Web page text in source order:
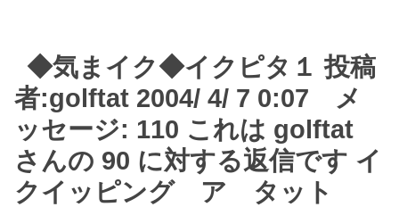
◆気まイク◆イクピタ１ 投稿
者:golftat 2004/ 4/ 7 0:07 メ
ッセージ: 110 これは golftat
さんの 90 に対する返信です イ
クイッピング ア タット